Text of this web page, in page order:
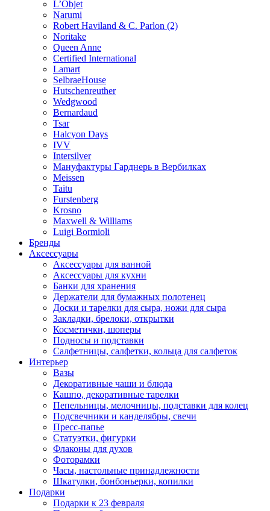
L’Objet
Narumi
Robert Haviland & C. Parlon (2)
Noritakе
Queen Anne
Certified International
Lamart
SelbraeHouse
Hutschenreuther
Wedgwood
Bernardaud
Tsar
Halcyon Days
IVV
Intersilver
Мануфактуры Гарднерь в Вербилках
Meissen
Taitu
Furstenberg
Krosno
Maxwell & Williams
Luigi Bormioli
Бренды
Аксессуары
Аксессуары для ванной
Аксессуары для кухни
Банки для хранения
Держатели для бумажных полотенец
Доски и тарелки для сыра, ножи для сыра
Закладки, брелоки, открытки
Косметички, шоперы
Подносы и подставки
Салфетницы, салфетки, кольца для салфеток
Интерьер
Вазы
Декоративные чаши и блюда
Кашпо, декоративные тарелки
Пепельницы, мелочницы, подставки для колец
Подсвечники и канделябры, свечи
Пресс-папье
Статуэтки, фигурки
Флаконы для духов
Фоторамки
Часы, настольные принадлежности
Шкатулки, бонбоньерки, копилки
Подарки
Подарки к 23 февраля